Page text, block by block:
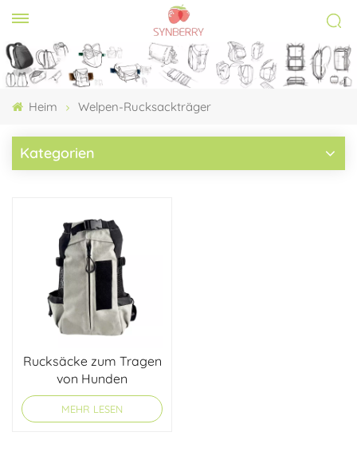
Heim Welpen-Rucksackträger
Kategorien
Rucksäcke zum Tragen
von Hunden
MEHR LESEN